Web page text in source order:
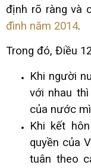
định rõ ràng và
đình năm 2014.
Trong đó, Điều
Khi người
với nhau
của nước
Khi kết
quyền của
tuân theo